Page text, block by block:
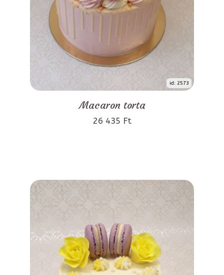
id: 2573
Macaron torta
26 435 Ft